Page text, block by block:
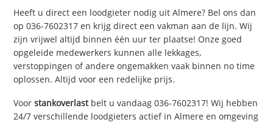
Heeft u direct een loodgieter nodig uit Almere? Bel ons dan
op 036-7602317 en krijg direct een vakman aan de lijn. Wij
zijn vrijwel altijd binnen één uur ter plaatse! Onze goed
opgeleide medewerkers kunnen alle lekkages,
verstoppingen of andere ongemakken vaak binnen no time
oplossen. Altijd voor een redelijke prijs.
Voorstankoverlastbelt u vandaag 036-7602317! Wij hebben
24/7 verschillende loodgieters actief in Almere en omgeving